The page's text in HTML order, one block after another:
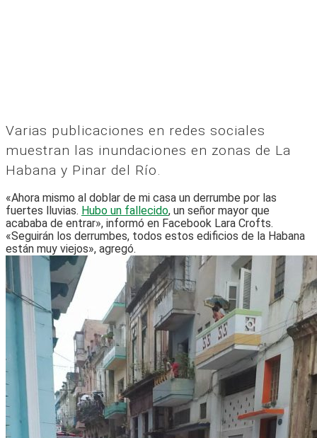
Varias publicaciones en redes sociales
muestran las inundaciones en zonas de La
Habana y Pinar del Río.
«Ahora mismo al doblar de mi casa un derrumbe por las
fuertes lluvias. Hubo un fallecido, un señor mayor que
acababa de entrar», informó en Facebook Lara Crofts.
«Seguirán los derrumbes, todos estos edificios de la Habana
están muy viejos», agregó.